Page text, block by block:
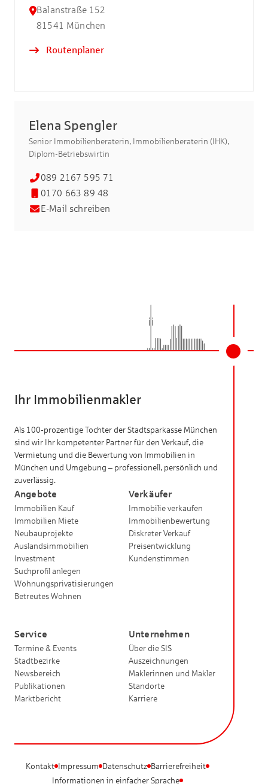
Balanstraße 152
81541 München
Routenplaner
Elena Spengler
Senior Immobilienberaterin, Immobilienberaterin (IHK),
Diplom-Betriebswirtin
089 2167 595 71
0170 663 89 48
E-Mail schreiben
Ihr Immobilienmakler
Als 100-prozentige Tochter der Stadtsparkasse München
sind wir Ihr kompetenter Partner für den Verkauf, die
Vermietung und die Bewertung von Immobilien in
München und Umgebung – professionell, persönlich und
zuverlässig.
Angebote
Immobilien Kauf
Immobilien Miete
Neubauprojekte
Auslandsimmobilien
Investment
Suchprofil anlegen
Wohnungsprivatisierungen
Betreutes Wohnen
Verkäufer
Immobilie verkaufen
Immobilienbewertung
Diskreter Verkauf
Preisentwicklung
Kundenstimmen
Service
Termine & Events
Stadtbezirke
Newsbereich
Publikationen
Marktbericht
Unternehmen
Über die SIS
Auszeichnungen
Maklerinnen und Makler
Standorte
Karriere
Kontakt Impressum Datenschutz Barrierefreiheit
Informationen in einfacher Sprache